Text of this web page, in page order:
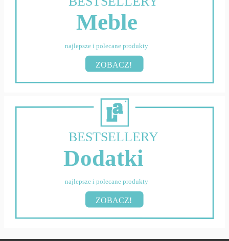
Meble
najlepsze i polecane produkty
ZOBACZ!
BESTSELLERY
Dodatki
najlepsze i polecane produkty
ZOBACZ!